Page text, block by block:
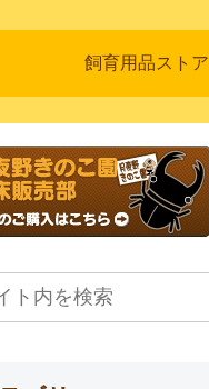
飼育用品ストア